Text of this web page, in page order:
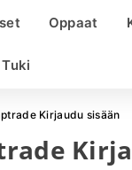
Oppaat
Kirjaudu sisään